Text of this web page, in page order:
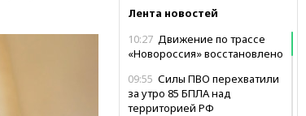
Лента новостей
10:27 Движение по трассе
«Новороссия» восстановлено
09:55 Силы ПВО перехватили
за утро 85 БПЛА над
территорией РФ